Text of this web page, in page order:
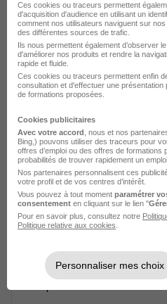
Commercial Itinérant
H/F
Institut F2I
Romainville - 93
Voir l’offre
Conseiller de Vente
Alternance H/F
Ces cookies ou traceurs permettent
d'acquisition d'audience en utilisant un
comment nos utilisateurs naviguent sur
des différentes sources de trafic.
Ils nous permettent également d’observer
d'améliorer nos produits et rendre la
rapide et fluide.
Ces cookies ou traceurs permettent enfin
consultation et d'effectuer une
de formations proposées.
Cookies publicitaires
Avec votre accord , nous et nos
Bing,) pouvons utiliser des traceurs pour
offres d’emploi ou des offres de formations
probabilités de trouver rapidement un
Nos partenaires personnalisent ces
votre profil et de vos centres d’intérêt.
Vous pouvez à tout moment paramétrer
consentement en cliquant sur le lien "
Pour en savoir plus, consultez notre
Politique relative aux cookies
Personnaliser mes choix